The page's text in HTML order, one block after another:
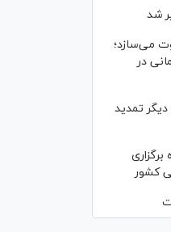
شد
می‌سازد؛
در
و ۴ فرزندی تا ۲ سال دیگر تمدید